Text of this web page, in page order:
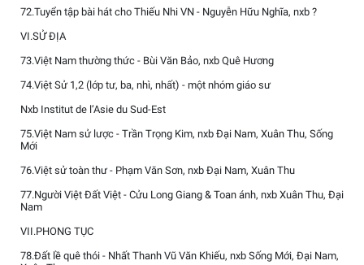
72.Tuyển tập bài hát cho Thiếu Nhi VN - Nguyễn Hữu Nghĩa, nxb ?
VI.SỬ ĐỊA
73.Việt Nam thường thức - Bùi Văn Bảo, nxb Quê Hương
74.Việt Sử 1,2 (lớp tư, ba, nhì, nhất) - một nhóm giáo sư
Nxb Institut de l’Asie du Sud-Est
75.Việt Nam sử lược - Trần Trọng Kim, nxb Đại Nam, Xuân Thu, Sống
Mới
76.Việt sử toàn thư - Phạm Văn Sơn, nxb Đại Nam, Xuân Thu
77.Người Việt Đất Việt - Cửu Long Giang & Toan ánh, nxb Xuân Thu, Đại
Nam
VII.PHONG TỤC
78.Đất lề quê thói - Nhất Thanh Vũ Văn Khiếu, nxb Sống Mới, Đại Nam,